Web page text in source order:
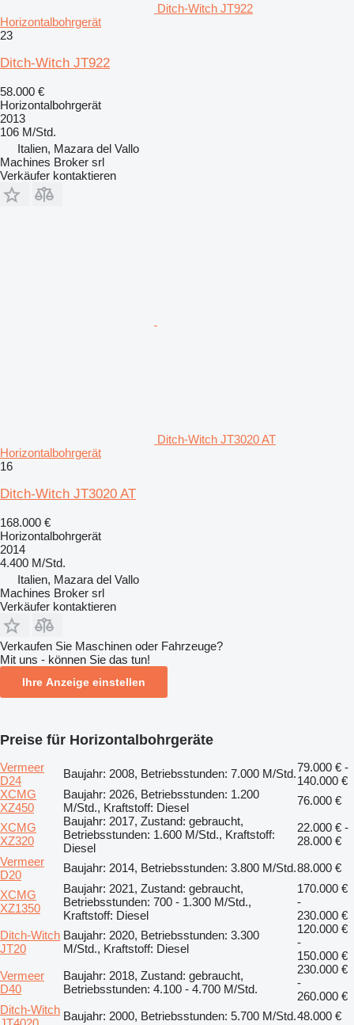
Ditch-Witch JT922
Horizontalbohrgerät
23
Ditch-Witch JT922
58.000 €
Horizontalbohrgerät
2013
106 M/Std.
Italien, Mazara del Vallo
Machines Broker srl
Verkäufer kontaktieren
Ditch-Witch JT3020 AT
Horizontalbohrgerät
16
Ditch-Witch JT3020 AT
168.000 €
Horizontalbohrgerät
2014
4.400 M/Std.
Italien, Mazara del Vallo
Machines Broker srl
Verkäufer kontaktieren
Verkaufen Sie Maschinen oder Fahrzeuge?
Mit uns - können Sie das tun!
Ihre Anzeige einstellen
Preise für Horizontalbohrgeräte
Vermeer
D24
Baujahr: 2008, Betriebsstunden: 7.000 M/Std.79.000 € -
140.000 €
XCMG
XZ450
Baujahr: 2026, Betriebsstunden: 1.200
M/Std., Kraftstoff: Diesel
76.000 €
XCMG
XZ320
Baujahr: 2017, Zustand: gebraucht,
Betriebsstunden: 1.600 M/Std., Kraftstoff:
Diesel
22.000 € -
28.000 €
Vermeer
D20
Baujahr: 2014, Betriebsstunden: 3.800 M/Std.88.000 €
XCMG
XZ1350
Baujahr: 2021, Zustand: gebraucht,
Betriebsstunden: 700 - 1.300 M/Std.,
Kraftstoff: Diesel
170.000 €
-
230.000 €
Ditch-Witch
JT20
Baujahr: 2020, Betriebsstunden: 3.300
M/Std., Kraftstoff: Diesel
120.000 €
-
150.000 €
Vermeer
D40
Baujahr: 2018, Zustand: gebraucht,
Betriebsstunden: 4.100 - 4.700 M/Std.
230.000 €
-
260.000 €
Ditch-Witch Baujahr: 2000, Betriebsstunden: 5.700 M/Std.48.000 €